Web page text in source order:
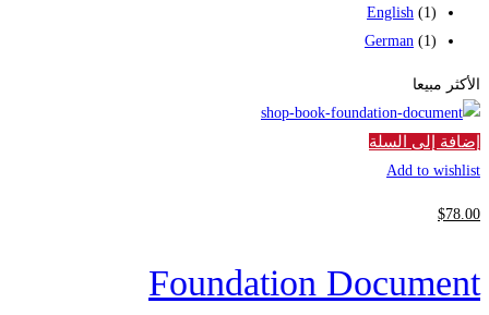
English (1)
German (1)
الأكثر مبيعا
إضافة إلى السلة
Add to wishlist
$78 .00
Foundation Document